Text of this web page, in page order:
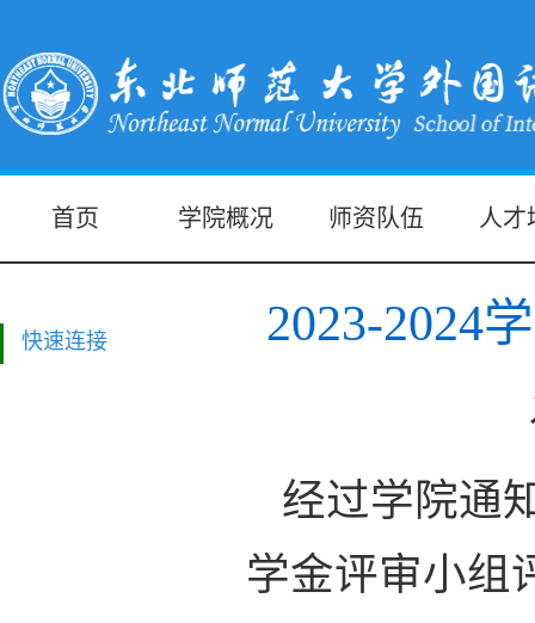
首页 学院概况 师资队伍 人才
快速连接 2023-2024
经过学院通
学金评审小组